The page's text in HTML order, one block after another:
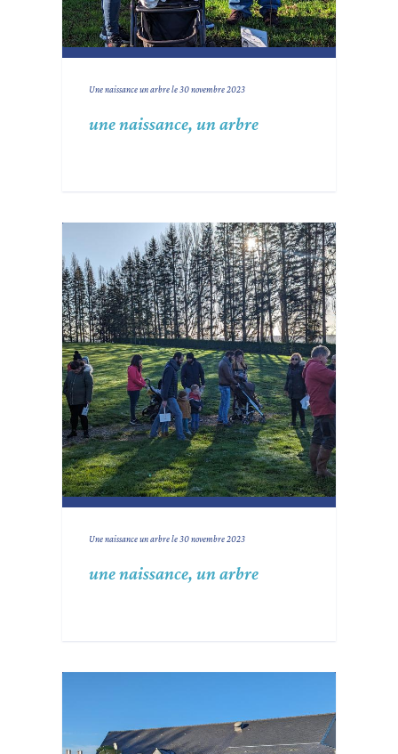
Une naissance un arbre le 30 novembre 2023
une naissance, un arbre
Une naissance un arbre le 30 novembre 2023
une naissance, un arbre